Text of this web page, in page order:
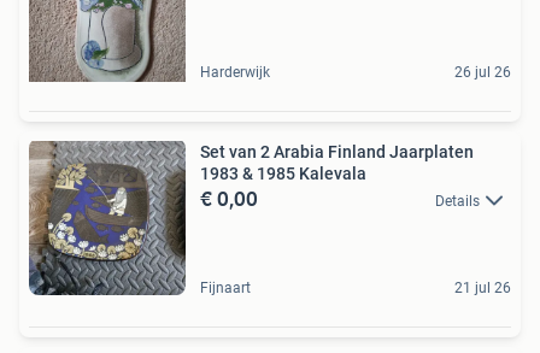
Harderwijk 26 jul 26
Set van 2 Arabia Finland Jaarplaten
1983 & 1985 Kalevala
€ 0,00 Details
Fijnaart 21 jul 26